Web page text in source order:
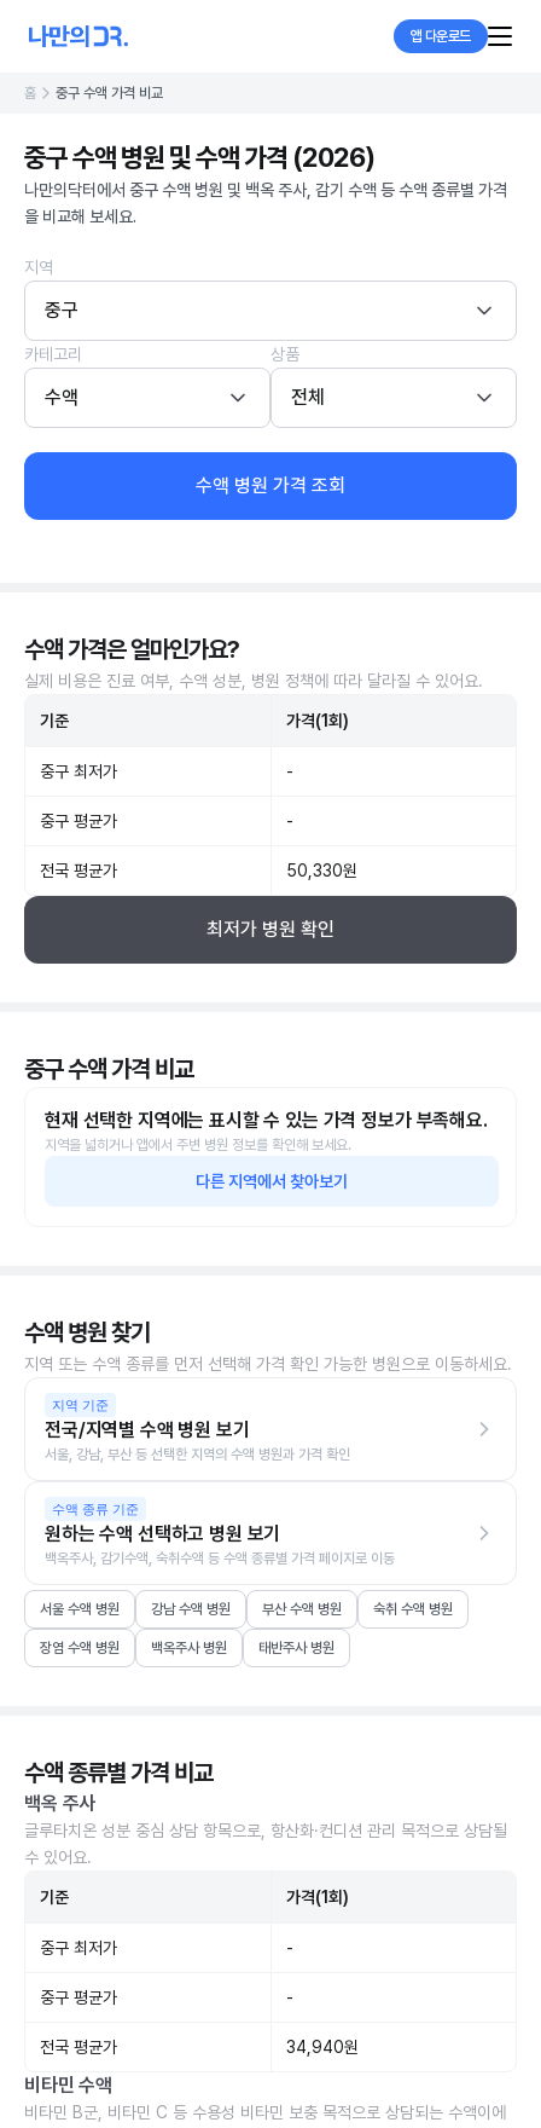
앱 다운로드
홈 중구 수액 가격 비교
중구 수액 병원 및 수액 가격 (2026)
나만의닥터에서 중구 수액 병원 및 백옥 주사, 감기 수액 등 수액 종류별 가격
을 비교해 보세요.
지역
중구
카테고리
수액
상품
전체
수액 병원 가격 조회
수액 가격은 얼마인가요?
실제 비용은 진료 여부, 수액 성분, 병원 정책에 따라 달라질 수 있어요.
기준 가격(1회)
중구 최저가 -
중구 평균가 -
전국 평균가 50,330원
최저가 병원 확인
중구 수액 가격 비교
현재 선택한 지역에는 표시할 수 있는 가격 정보가 부족해요.
지역을 넓히거나 앱에서 주변 병원 정보를 확인해 보세요.
다른 지역에서 찾아보기
수액 병원 찾기
지역 또는 수액 종류를 먼저 선택해 가격 확인 가능한 병원으로 이동하세요.
지역 기준
전국/지역별 수액 병원 보기
서울, 강남, 부산 등 선택한 지역의 수액 병원과 가격 확인
수액 종류 기준
원하는 수액 선택하고 병원 보기
백옥주사, 감기수액, 숙취수액 등 수액 종류별 가격 페이지로 이동
서울 수액 병원 강남 수액 병원 부산 수액 병원 숙취 수액 병원
장염 수액 병원 백옥주사 병원 태반주사 병원
수액 종류별 가격 비교
백옥 주사
글루타치온 성분 중심 상담 항목으로, 항산화·컨디션 관리 목적으로 상담될
수 있어요.
기준 가격(1회)
중구 최저가 -
중구 평균가 -
전국 평균가 34,940원
비타민 수액
비타민 B군, 비타민 C 등 수용성 비타민 보충 목적으로 상담되는 수액이에